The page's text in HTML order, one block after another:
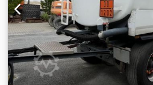
πίσω. Υπερκατασκευή:
απορροφητική υπερκατασκευή
εξώθησης περίπου 10.000 l, 2x 9t
φρένων! Πάνω από 8.000 EUR
βαφή και τροχούς! Οι πληροφορίες
χωρίς εγγύηση, υπόκεινται σε
σφάλματα! Cjdpfx Aey R Ekcjbforf